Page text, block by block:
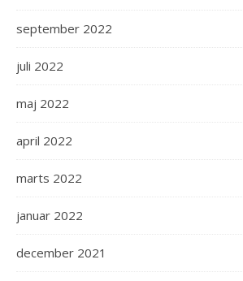
september 2022
juli 2022
maj 2022
april 2022
marts 2022
januar 2022
december 2021